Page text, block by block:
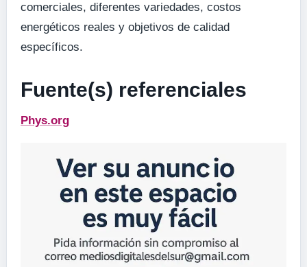
comerciales, diferentes variedades, costos
energéticos reales y objetivos de calidad
específicos.
Fuente(s) referenciales
Phys.org